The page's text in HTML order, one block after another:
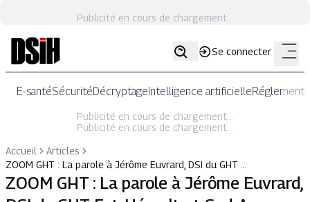
Publicité en cours de chargement...
Se connecter
E-santéSécuritéDécryptageIntelligence artificielle
Publicité en cours de chargement...
Publicité en cours de chargement...
Accueil
Articles
ZOOM GHT : La parole à Jérôme Euvrard, DSI du GHT …
ZOOM GHT : La parole à Jérôme Euvrard,